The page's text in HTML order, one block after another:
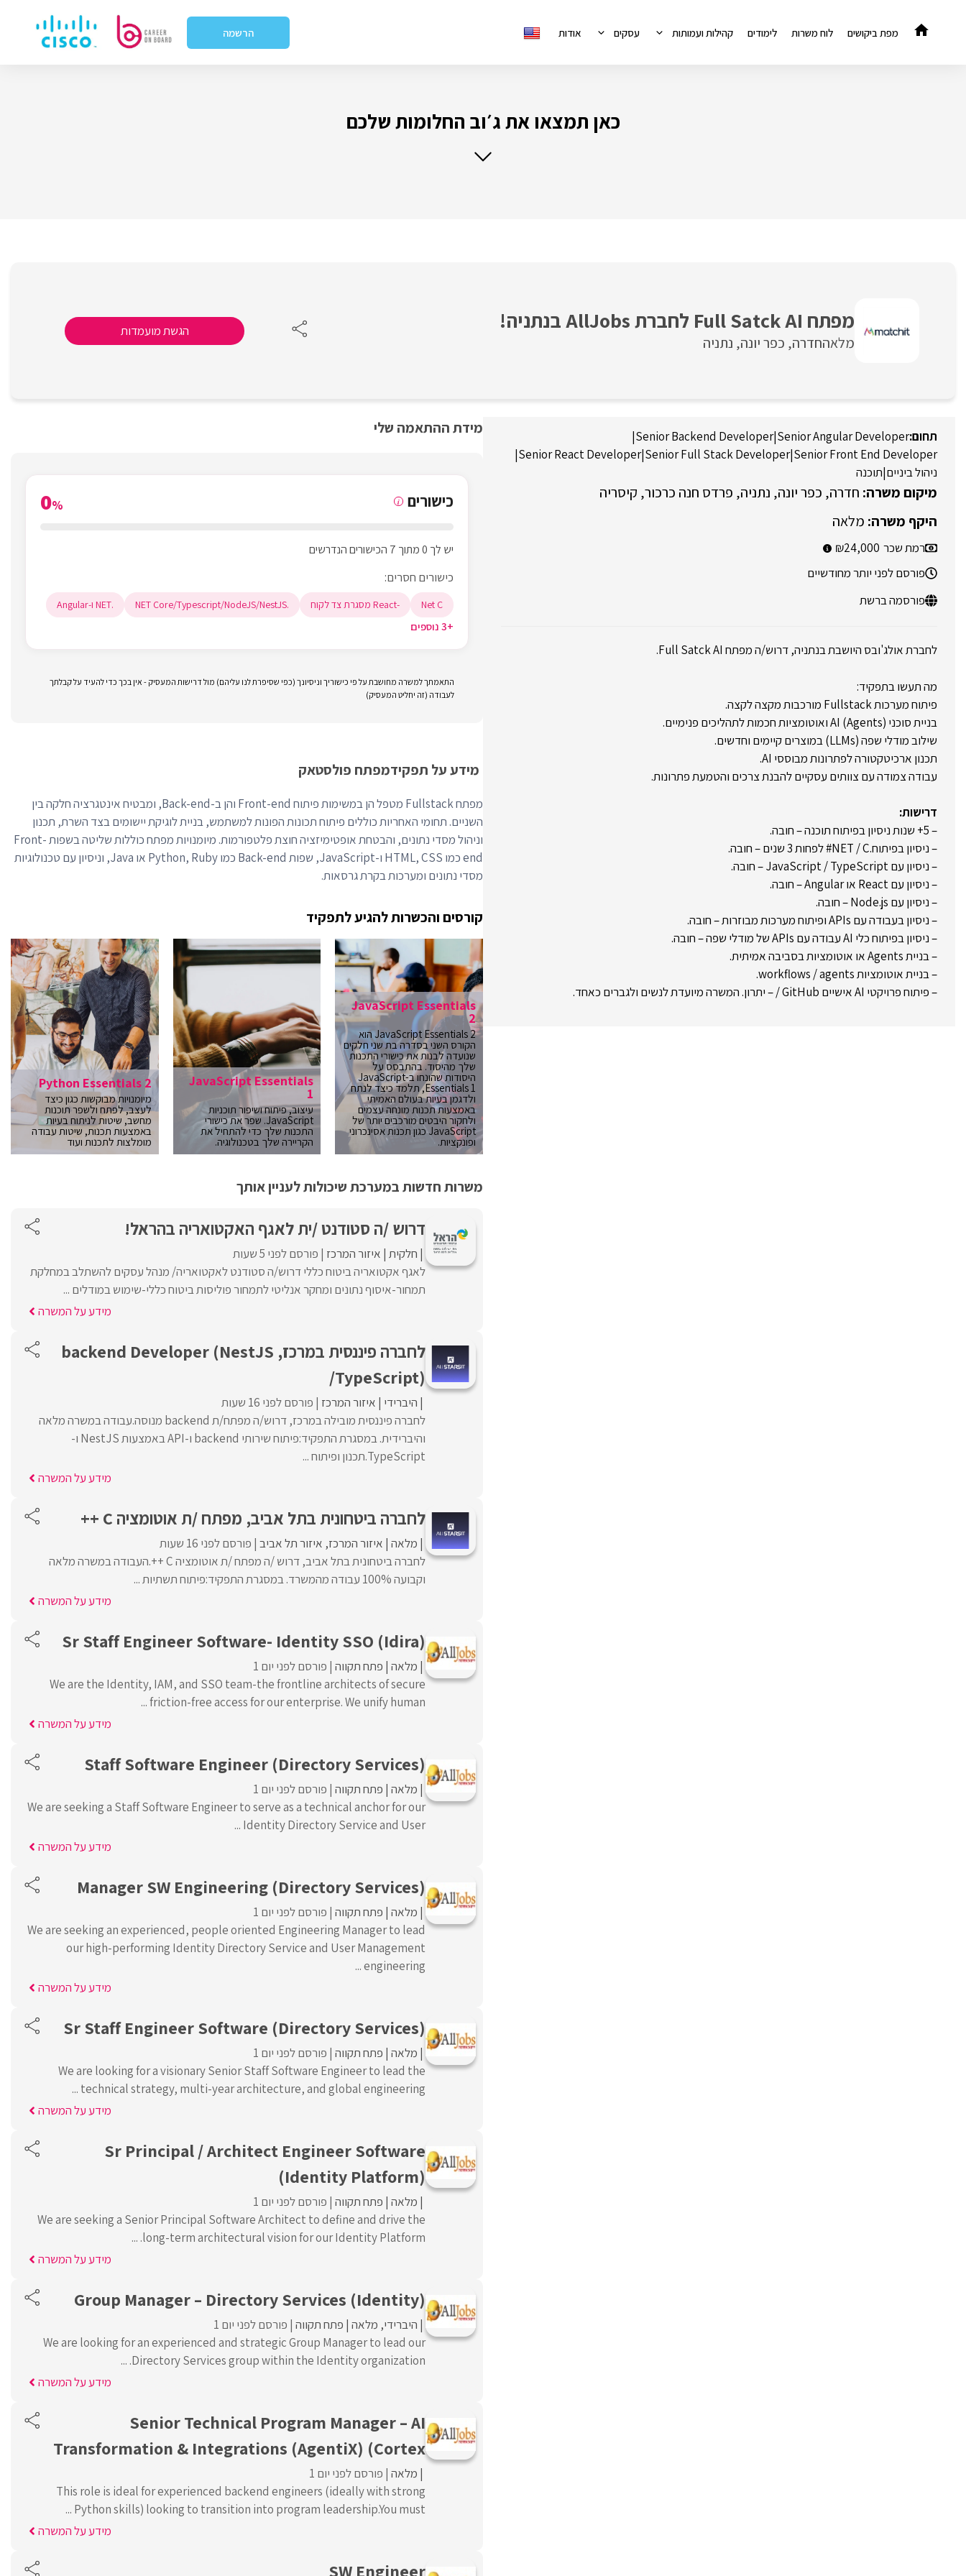
מפת ביקושים לוח משרות לימודים קהילות ועמותות עסקים אודות הרשמה
כאן תמצאו את ג׳וב החלומות שלכם
מפתח Full Satck AI לחברת AllJobs בנתניה!
מלאהחדרה כפר יונה נתניה
הגשת מועמדות
Senior Angular Developer
|
Senior Backend Developer
|
Senior Front End Developer
|
Senior Full Stack Developer
|
Senior React Developer
|
ניהול ביניים|תוכנה
חדרה כפר יונה נתניה פרדס חנה כרכור קיסריה
מלאה
רמת שכר 24,000
פורסם לפני יותר מחודשיים
פורסמה ברשת
לחברת אולג'ובס היושבת בנתניה, דרוש/ה מפתח Full Satck AI.
מה תעשו בתפקיד:
פיתוח מערכות Fullstack מורכבות מקצה לקצה.
בניית סוכני AI (Agents) ואוטומציות חכמות לתהליכים פנימיים.
שילוב מודלי שפה (LLMs) במוצרים קיימים וחדשים.
תכנון ארכיטקטורה לפתרונות מבוססי AI.
עבודה צמודה עם צוותים עסקיים להבנת צרכים והטמעת פתרונות.
דרישות:
– 5+ שנות ניסיון בפיתוח תוכנה – חובה.
– ניסיון בפיתוח.NET / C# לפחות 3 שנים – חובה.
– ניסיון עם JavaScript / TypeScript – חובה.
– ניסיון עם React או Angular – חובה.
– ניסיון עם Node.js – חובה.
– ניסיון בעבודה עם APIs ופיתוח מערכות מבוזרות – חובה.
– ניסיון בפיתוח כלי AI עבודה עם APIs של מודלי שפה – חובה.
– בניית Agents או אוטומציות בסביבה אמיתית.
– בניית אוטומציות workflows / agents.
– פיתוח פרויקטי AI אישיים GitHub / – יתרון. המשרה מיועדת לנשים ולגברים כאחד.
מידת ההתאמה שלי
כישורים i
0%
יש לך 0 מתוך 7 הכישורים הנדרשים
כישורים חסרים:
Net C -React מסגרת צד לקוח .NET Core/Typescript/NodeJS/NestJS .NET ו-Angular
+3 נוספים
התאמתך למשרה מחושבת על פי כישוריך וניסיונך (כפי שסיפרת לנו עליהם) מול דרישות המעסיק - אין בכך כדי להעיד על קבלתך
לעבודה (זה יחליט המעסיק)
מידע על תפקידמפתח פולסטאק
מפתח Fullstack מטפל הן במשימות פיתוח Front-end והן ב-Back-end, ומבטיח אינטגרציה חלקה בין
השניים. תחומי האחריות כוללים פיתוח תכונות הפונות למשתמש, בניית לוגיקת יישומים בצד השרת, תכנון
וניהול מסדי נתונים, והבטחת אופטימיזציה חוצת פלטפורמות. מיומנויות מפתח כוללות שליטה בשפות Front-
end כמו HTML, CSS ו-JavaScript, שפות Back-end כמו Python, Ruby או Java, וניסיון עם טכנולוגיות
מסדי נתונים ומערכות בקרת גרסאות.
קורסים והכשרות להגיע לתפקיד
JavaScript Essentials
2
JavaScript Essentials 2 הוא
הקורס השני בסדרה בת שני חלקים
שנועדה לבנות את כישורי התכנות
שלך מהיסוד. בהתבסס על
היסודות שהונחו ב-JavaScript
Essentials 1, תלמד כיצד לנתח
ולדגמן בעיות בעולם האמיתי
באמצעות תכנות מונחה עצמים
ולחקור היבטים מורכבים יותר של
JavaScript כגון תכנות אסינכרוני
ופונקציות.
JavaScript Essentials
1
עיצוב, פיתוח ושיפור תוכניות
JavaScript. שפר את כישורי
התכנות שלך כדי להתחיל את
הקריירה שלך בטכנולוגיה.
Python Essentials 2
מיומנויות מבוקשות כגון כיצד
לעצב, לפתח ולשפר תוכנות
מחשב, שיטות לניתוח בעיות
באמצעות תכנות, שיטות עבודה
מומלצות לתכנות ועוד
משרות חדשות במערכת שיכולות לעניין אותך
דרוש /ה סטודנט /ית לאגף האקטואריה בהראל!
חלקית איזור המרכז פורסם לפני 5 שעות
לאגף אקטואריה ביטוח כללי דרוש/ה סטודנט לאקטואריה/ מנהל עסקים להשתלב במחלקת
תמחור-איסוף נתונים ומחקר אנליטי לתמחור פוליסות ביטוח כללי-שימוש במודלים ...
מידע על המשרה
לחברה פיננסית במרכז, backend Developer (NestJS
/TypeScript)
היברידי איזור המרכז פורסם לפני 16 שעות
לחברה פיננסית מובילה במרכז, דרוש/ה מפתח/ת backend מנוסה.עבודה במשרה מלאה
והיברידית. במסגרת התפקיד:פיתוח שירותי backend ו-API באמצעות NestJS ו-
TypeScript.תכנון ופיתוח ...
מידע על המשרה
לחברה ביטחונית בתל אביב, מפתח /ת אוטומציה C ++
מלאה איזור המרכז איזור תל אביב פורסם לפני 16 שעות
לחברה ביטחונית בתל אביב, דרוש /ה מפתח /ת אוטומציה C ++.העבודה במשרה מלאה
וקבועה 100% עבודה מהמשרד. במסגרת התפקיד:פיתוח תשתיות ...
מידע על המשרה
Sr Staff Engineer Software- Identity SSO (Idira)
מלאה פתח תקווה פורסם לפני יום 1
We are the Identity, IAM, and SSO team-the frontline architects of secure
friction-free access for our enterprise. We unify human ...
מידע על המשרה
Staff Software Engineer (Directory Services)
מלאה פתח תקווה פורסם לפני יום 1
We are seeking a Staff Software Engineer to serve as a technical anchor for our
Identity Directory Service and User ...
מידע על המשרה
Manager SW Engineering (Directory Services)
מלאה פתח תקווה פורסם לפני יום 1
We are seeking an experienced, people oriented Engineering Manager to lead
our high-performing Identity Directory Service and User Management
engineering ...
מידע על המשרה
Sr Staff Engineer Software (Directory Services)
מלאה פתח תקווה פורסם לפני יום 1
We are looking for a visionary Senior Staff Software Engineer to lead the
technical strategy, multi-year architecture, and global engineering ...
מידע על המשרה
Sr Principal / Architect Engineer Software
(Identity Platform)
מלאה פתח תקווה פורסם לפני יום 1
We are seeking a Senior Principal Software Architect to define and drive the
long-term architectural vision for our Identity Platform. ...
מידע על המשרה
Group Manager – Directory Services (Identity)
היברידי מלאה פתח תקווה פורסם לפני יום 1
We are looking for an experienced and strategic Group Manager to lead our
Directory Services group within the Identity organization. ...
מידע על המשרה
Senior Technical Program Manager – AI
Transformation & Integrations (AgentiX) (Cortex
מלאה פורסם לפני יום 1
This role is ideal for experienced backend engineers (ideally with strong
Python skills) looking to transition into program leadership.You must ...
מידע על המשרה
SW Engineer